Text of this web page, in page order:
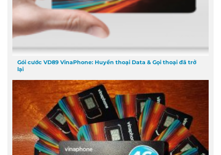
Gói cước VD89 VinaPhone: Huyền thoại Data & Gọi thoại đã trở
lại